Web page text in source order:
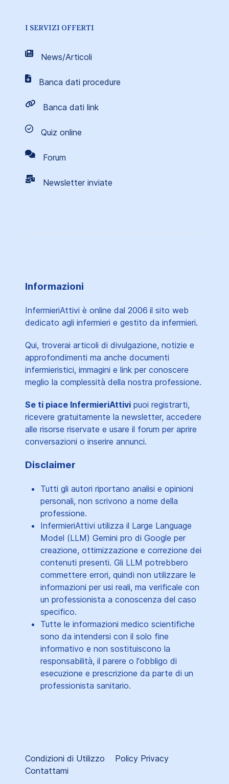
I SERVIZI OFFERTI
News/Articoli
Banca dati procedure
Banca dati link
Quiz online
Forum
Newsletter inviate
Informazioni
InfermieriAttivi è online dal 2006 il sito web
dedicato agli infermieri e gestito da infermieri.
Qui, troverai articoli di divulgazione, notizie e
approfondimenti ma anche documenti
infermieristici, immagini e link per conoscere
meglio la complessità della nostra professione.
Se ti piace InfermieriAttivi puoi registrarti,
ricevere gratuitamente la newsletter, accedere
alle risorse riservate e usare il forum per aprire
conversazioni o inserire annunci.
Disclaimer
Tutti gli autori riportano analisi e opinioni
personali, non scrivono a nome della
professione.
InfermieriAttivi utilizza il Large Language
Model (LLM) Gemini pro di Google per
creazione, ottimizzazione e correzione dei
contenuti presenti. Gli LLM potrebbero
commettere errori, quindi non utilizzare le
informazioni per usi reali, ma verificale con
un professionista a conoscenza del caso
specifico.
Tutte le informazioni medico scientifiche
sono da intendersi con il solo fine
informativo e non sostituiscono la
responsabilità, il parere o l'obbligo di
esecuzione e prescrizione da parte di un
professionista sanitario.
Condizioni di Utilizzo
Policy Privacy
Contattami